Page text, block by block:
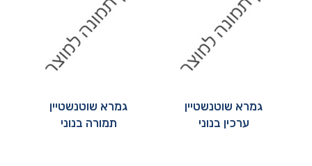
גמרא שוטנשטיין
ערכין בנוני
גמרא שוטנשטיין
תמורה בנוני